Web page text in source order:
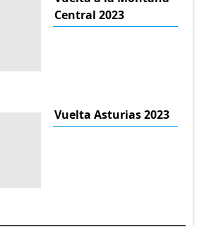
Central 2023
Vuelta Asturias 2023